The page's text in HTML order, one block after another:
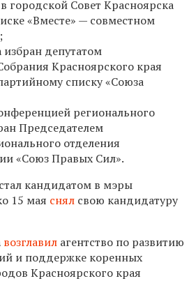
городской Совет Красноярска
«Вместе» — совместном
избран депутатом
Красноярского края
списку «Союза
регионального
Председателем
отделения
«Союз Правых Сил».
стал кандидатом в мэры
15 мая снял свою кандидатуру
возглавил агентство по развитию
и поддержке коренных
Красноярского края